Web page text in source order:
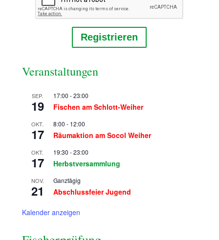
Veranstaltungen
SEP.
19
17:00 -23:00
Fischen am Schlott-Weiher
OKT.
17
8:00 - 12:00
Räumaktion am Socol Weiher
OKT.
17
19:30 -23:00
Herbstversammlung
NOV.
21
Ganztägig
Abschlussfeier Jugend
Kalender anzeigen